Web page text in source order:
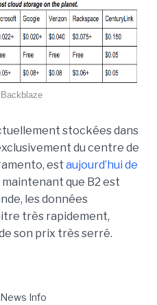
stockées dans
du centre de
est aujourd’hui de
maintenant que B2 est
les données
très rapidement,
son prix très serré.
Info